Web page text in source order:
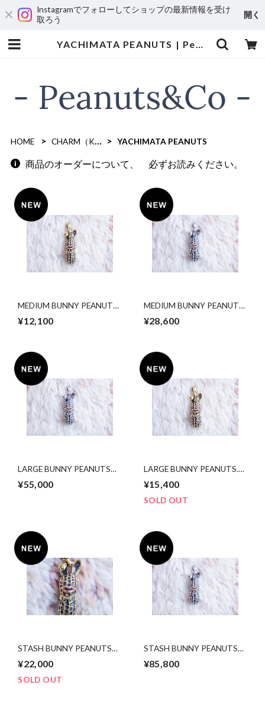
Instagramでフォローしてショップの最新情報を受け
取ろう
開く
YACHIMATA PEANUTS | Peanuts&Co
HOME CHARM（KEY HOLDER) YACHIMATA PEANUTS
商品のオーダーについて、 必ずお読みください。
MEDIUM BUNNY PEANUTS.
¥12,100
MEDIUM BUNNY PEANUTS.
¥28,600
LARGE BUNNY PEANUTS
¥55,000
LARGE BUNNY PEANUTS.
¥15,400
SOLD OUT
STASH BUNNY PEANUTS
brass x copper
¥22,000
SOLD OUT
STASH BUNNY PEANUTS
silver x 10k pink gold
¥85,800